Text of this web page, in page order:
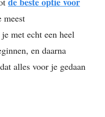
met echt een heel
en daarna
alles voor je gedaan